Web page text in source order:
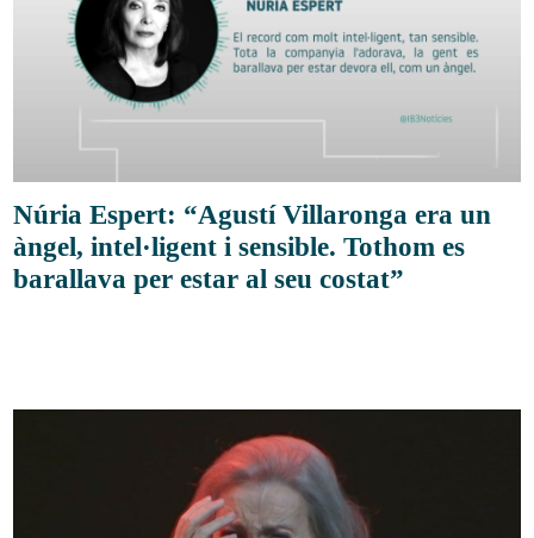
Núria Espert: “Agustí Villaronga era un
àngel, intel·ligent i sensible. Tothom es
barallava per estar al seu costat”